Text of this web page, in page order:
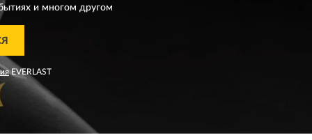
и многом другом
EVERLAST